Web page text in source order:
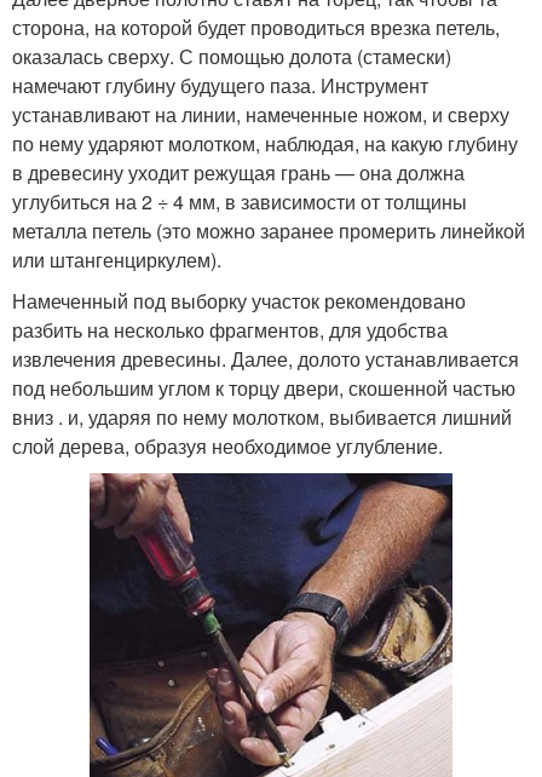
сторона, на которой будет проводиться врезка петель,
оказалась сверху. С помощью долота (стамески)
намечают глубину будущего паза. Инструмент
устанавливают на линии, намеченные ножом, и сверху
по нему ударяют молотком, наблюдая, на какую глубину
в древесину уходит режущая грань — она должна
углубиться на 2 ÷ 4 мм, в зависимости от толщины
металла петель (это можно заранее промерить линейкой
или штангенциркулем).
Намеченный под выборку участок рекомендовано
разбить на несколько фрагментов, для удобства
извлечения древесины. Далее, долото устанавливается
под небольшим углом к торцу двери, скошенной частью
вниз . и, ударяя по нему молотком, выбивается лишний
слой дерева, образуя необходимое углубление.